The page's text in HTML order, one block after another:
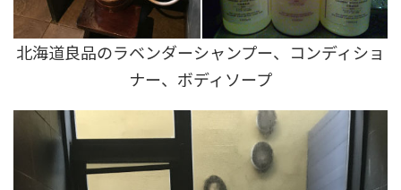
北海道良品のラベンダーシャンプー、コンディショ
ナー、ボディソープ